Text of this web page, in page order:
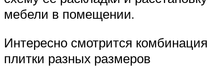
мебели в помещении.
Интересно смотрится комбинация
плитки разных размеров